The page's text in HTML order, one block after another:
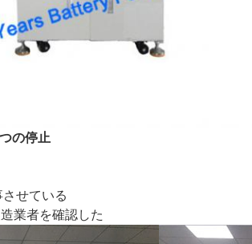
の停止
せている
業者を確認した